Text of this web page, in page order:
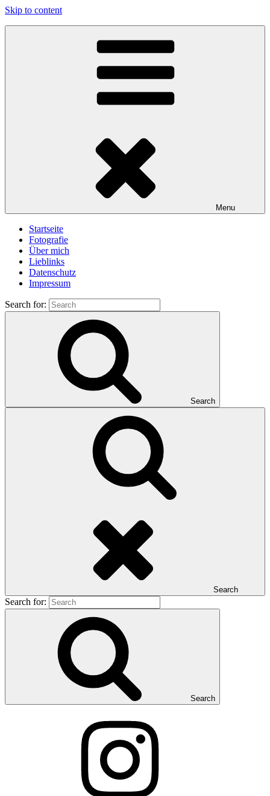
Skip to content
gawlicksgedanke
Menu
Startseite
Fotografie
Über mich
Lieblinks
Datenschutz
Impressum
Search for:
Search
Search
Search for:
Search